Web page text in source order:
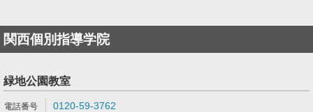
関西個別指導学院
緑地公園教室
0120-59-3762